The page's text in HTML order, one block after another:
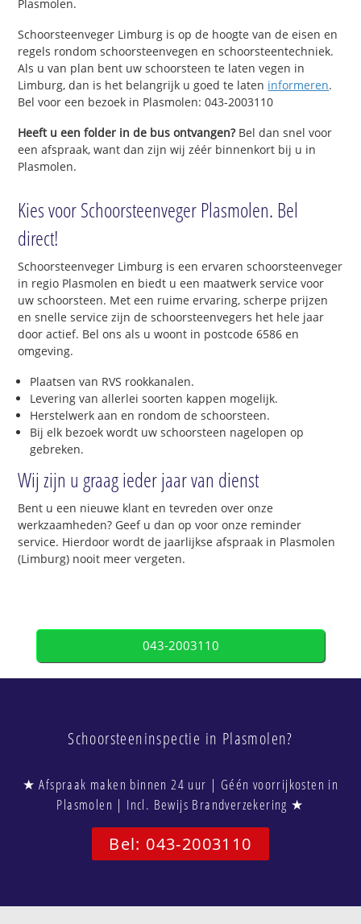
Plasmolen.
Schoorsteenveger Limburg is op de hoogte van de eisen en
regels rondom schoorsteenvegen en schoorsteentechniek.
Als u van plan bent uw schoorsteen te laten vegen in
Limburg, dan is het belangrijk u goed te laten informeren.
Bel voor een bezoek in Plasmolen: 043-2003110
Heeft u een folder in de bus ontvangen?Bel dan snel voor
een afspraak, want dan zijn wij zéér binnenkort bij u in
Plasmolen.
Kies voor Schoorsteenveger Plasmolen. Bel
direct!
Schoorsteenveger Limburg is een ervaren schoorsteenveger
in regio Plasmolen en biedt u een maatwerk service voor
uw schoorsteen. Met een ruime ervaring, scherpe prijzen
en snelle service zijn de schoorsteenvegers het hele jaar
door actief. Bel ons als u woont in postcode 6586 en
omgeving.
Plaatsen van RVS rookkanalen.
Levering van allerlei soorten kappen mogelijk.
Herstelwerk aan en rondom de schoorsteen.
Bij elk bezoek wordt uw schoorsteen nagelopen op
gebreken.
Wij zijn u graag ieder jaar van dienst
Bent u een nieuwe klant en tevreden over onze
werkzaamheden? Geef u dan op voor onze reminder
service. Hierdoor wordt de jaarlijkse afspraak in Plasmolen
(Limburg) nooit meer vergeten.
043-2003110
Schoorsteeninspectie in Plasmolen?
★ Afspraak maken binnen 24 uur | Géén voorrijkosten in
Plasmolen | Incl. Bewijs Brandverzekering ★
Bel: 043-2003110